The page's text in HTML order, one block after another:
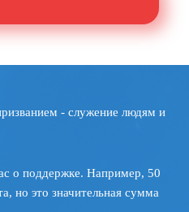
- служение людям и
о поддержке. Например, 50
но это значительная сумма